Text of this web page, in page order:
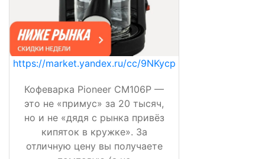
https://market.yandex.ru/cc/9NKycp
Кофеварка Pioneer CM106P —
это не «примус» за 20 тысяч,
но и не «дядя с рынка привёз
кипяток в кружке». За
отличную цену вы получаете